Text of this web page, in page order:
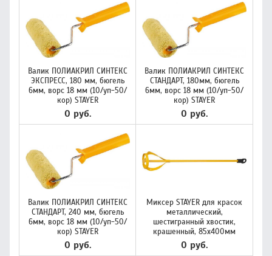
Валик ПОЛИАКРИЛ СИНТЕКС
ЭКСПРЕСС, 180 мм, бюгель
6мм, ворс 18 мм (10/уп-50/
кор) STAYER
0 руб.
Валик ПОЛИАКРИЛ СИНТЕКС
СТАНДАРТ, 180мм, бюгель
6мм, ворс 18 мм (10/уп-50/
кор) STAYER
0 руб.
Валик ПОЛИАКРИЛ СИНТЕКС
СТАНДАРТ, 240 мм, бюгель
6мм, ворс 18 мм (10/уп-50/
кор) STAYER
0 руб.
Миксер STAYER для красок
металлический,
шестигранный хвостик,
крашенный, 85х400мм
0 руб.